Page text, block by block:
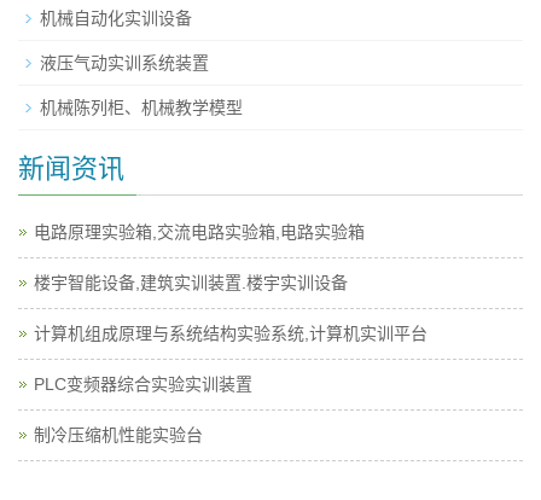
机械自动化实训设备
液压气动实训系统装置
机械陈列柜、机械教学模型
新闻资讯
电路原理实验箱,交流电路实验箱,电路实验箱
楼宇智能设备,建筑实训装置.楼宇实训设备
计算机组成原理与系统结构实验系统,计算机实训平台
PLC变频器综合实验实训装置
制冷压缩机性能实验台